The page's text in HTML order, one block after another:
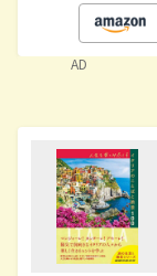
AD